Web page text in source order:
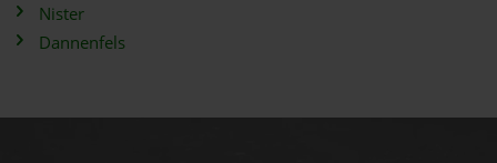
Nister
Dannenfels